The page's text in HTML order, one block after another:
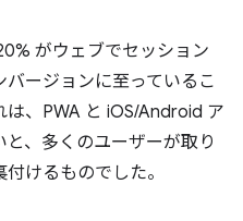
がウェブでセッション
ージョンに至っているこ
は、PWA と iOS/Android ア
、多くのユーザーが取り
けるものでした。